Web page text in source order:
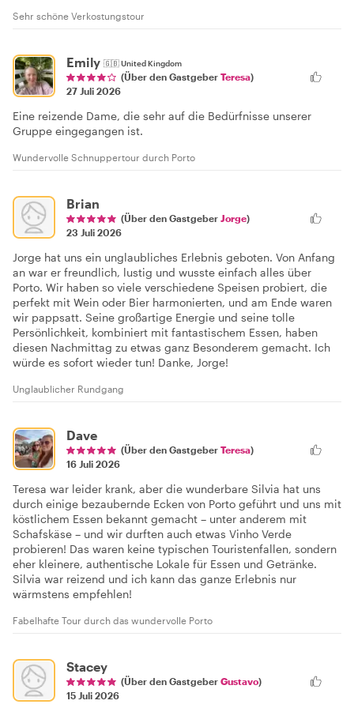
Sehr schöne Verkostungstour
Emily 🇬🇧United Kingdom
(Über den Gastgeber Teresa)
27 Juli 2026
Eine reizende Dame, die sehr auf die Bedürfnisse unserer
Gruppe eingegangen ist.
Wundervolle Schnuppertour durch Porto
Brian
(Über den Gastgeber Jorge)
23 Juli 2026
Jorge hat uns ein unglaubliches Erlebnis geboten. Von Anfang
an war er freundlich, lustig und wusste einfach alles über
Porto. Wir haben so viele verschiedene Speisen probiert, die
perfekt mit Wein oder Bier harmonierten, und am Ende waren
wir pappsatt. Seine großartige Energie und seine tolle
Persönlichkeit, kombiniert mit fantastischem Essen, haben
diesen Nachmittag zu etwas ganz Besonderem gemacht. Ich
würde es sofort wieder tun! Danke, Jorge!
Unglaublicher Rundgang
Dave
(Über den Gastgeber Teresa)
16 Juli 2026
Teresa war leider krank, aber die wunderbare Silvia hat uns
durch einige bezaubernde Ecken von Porto geführt und uns mit
köstlichem Essen bekannt gemacht – unter anderem mit
Schafskäse – und wir durften auch etwas Vinho Verde
probieren! Das waren keine typischen Touristenfallen, sondern
eher kleinere, authentische Lokale für Essen und Getränke.
Silvia war reizend und ich kann das ganze Erlebnis nur
wärmstens empfehlen!
Fabelhafte Tour durch das wundervolle Porto
Stacey
(Über den Gastgeber Gustavo)
15 Juli 2026